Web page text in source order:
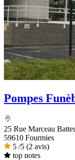
Pompes
25 Rue Marceau
59610 Fourmies
5 /5 (2 avis)
top notes